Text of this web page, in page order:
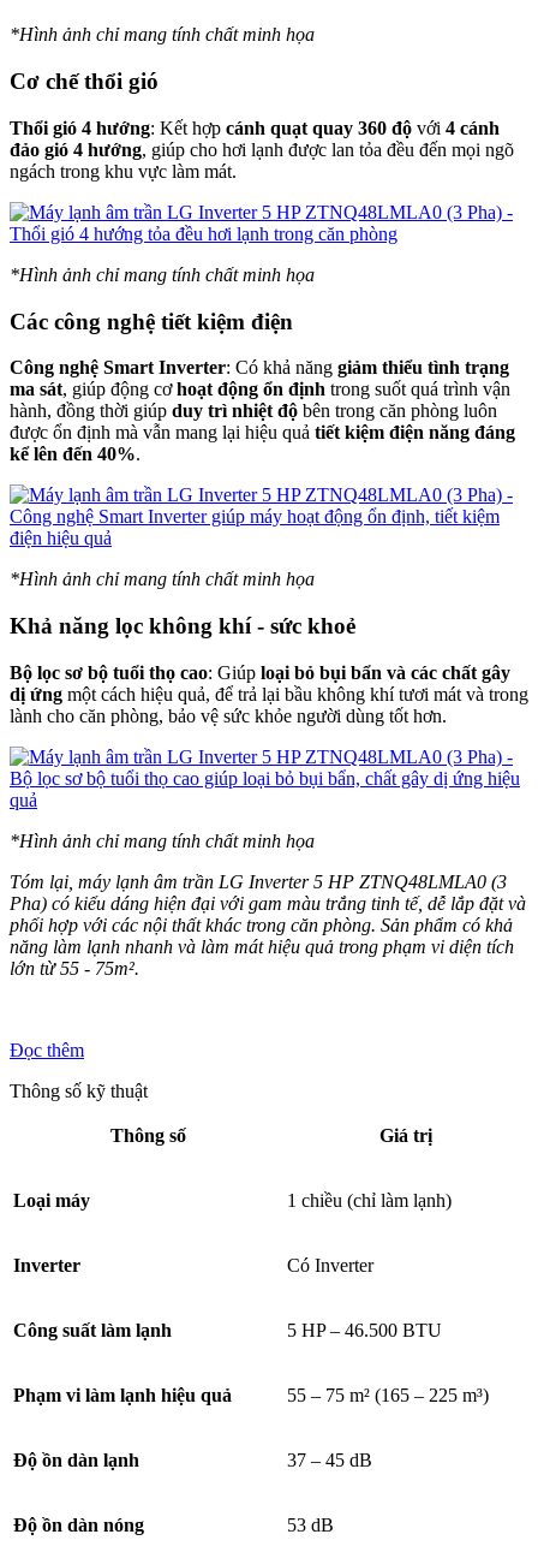
*Hình ảnh chỉ mang tính chất minh họa
Cơ chế thổi gió
Thổi gió 4 hướng: Kết hợp cánh quạt quay 360 độ với 4 cánh
đảo gió 4 hướng, giúp cho hơi lạnh được lan tỏa đều đến mọi ngõ
ngách trong khu vực làm mát.
*Hình ảnh chỉ mang tính chất minh họa
Các công nghệ tiết kiệm điện
Công nghệ Smart Inverter: Có khả năng giảm thiểu tình trạng
ma sát, giúp động cơhoạt động ổn định trong suốt quá trình vận
hành, đồng thời giúp duy trì nhiệt độ bên trong căn phòng luôn
được ổn định mà vẫn mang lại hiệu quả tiết kiệm điện năng đáng
kể lên đến 40%.
*Hình ảnh chỉ mang tính chất minh họa
Khả năng lọc không khí - sức khoẻ
Bộ lọc sơ bộ tuổi thọ cao: Giúp loại bỏ bụi bẩn và các chất gây
dị ứng một cách hiệu quả, để trả lại bầu không khí tươi mát và trong
lành cho căn phòng, bảo vệ sức khỏe người dùng tốt hơn.
*Hình ảnh chỉ mang tính chất minh họa
Tóm lại, máy lạnh âm trần LG Inverter 5 HP ZTNQ48LMLA0 (3
Pha) có kiểu dáng hiện đại với gam màu trắng tinh tế, dễ lắp đặt và
phối hợp với các nội thất khác trong căn phòng. Sản phẩm có khả
năng làm lạnh nhanh và làm mát hiệu quả trong phạm vi diện tích
lớn từ 55 - 75m².
Đọc thêm
Thông số kỹ thuật
Thông số Giá trị
Loại máy 1 chiều (chỉ làm lạnh)
Inverter Có Inverter
Công suất làm lạnh 5 HP – 46.500 BTU
Phạm vi làm lạnh hiệu quả 55 – 75 m² (165 – 225 m³)
Độ ồn dàn lạnh 37 – 45 dB
Độ ồn dàn nóng 53 dB